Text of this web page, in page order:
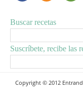
Buscar recetas
Suscríbete, recibe las
Copyright © 2012